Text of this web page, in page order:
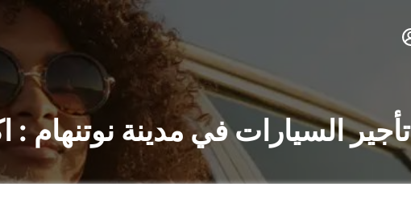
تأجير السيارات في مدينة نوتنهام